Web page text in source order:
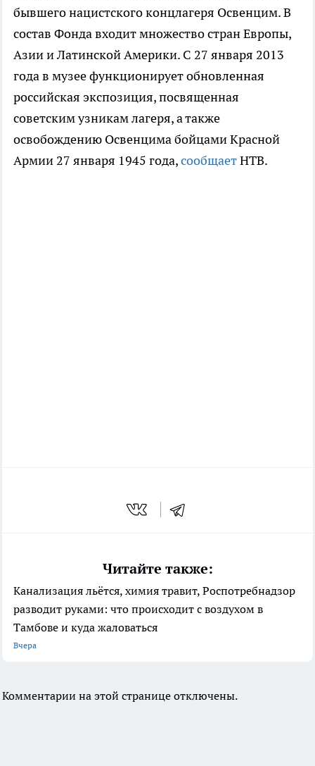
бывшего нацистского концлагеря Освенцим. В
состав Фонда входит множество стран Европы,
Азии и Латинской Америки. С 27 января 2013
года в музее функционирует обновленная
российская экспозиция, посвященная
советским узникам лагеря, а также
освобождению Освенцима бойцами Красной
Армии 27 января 1945 года,сообщаетНТВ.
Читайте также:
Канализация льётся, химия травит, Роспотребнадзор
разводит руками: что происходит с воздухом в
Тамбове и куда жаловаться
Вчера
Комментарии на этой странице отключены.